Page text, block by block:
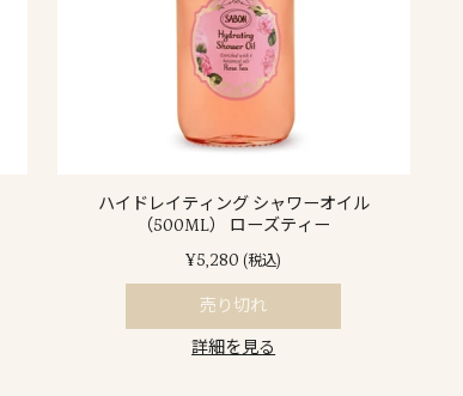
ハイドレイティング シャワーオイル
（500ML） ローズティー
¥5,280 (税込)
売り切れ
詳細を見る